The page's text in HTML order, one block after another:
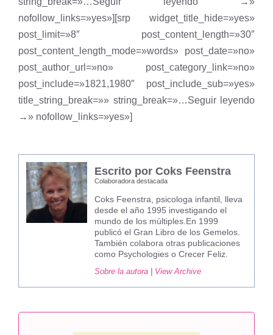
nofollow_links=»yes»][srp widget_title_hide=»yes»
post_limit=»8″ post_content_length=»30″
post_content_length_mode=»words» post_date=»no»
post_author_url=»no» post_category_link=»no»
post_include=»1821,1980″ post_include_sub=»yes»
title_string_break=»» string_break=»…Seguir leyendo
→» nofollow_links=»yes»]
Escrito por Coks Feenstra
Colaboradora destacada
Coks Feenstra, psicologa infantil, lleva
desde el año 1995 investigando el
mundo de los múltiples.En 1999
publicó el Gran Libro de los Gemelos.
También colabora otras publicaciones
como Psychologies o Crecer Feliz.
Sobre la autora View Archive